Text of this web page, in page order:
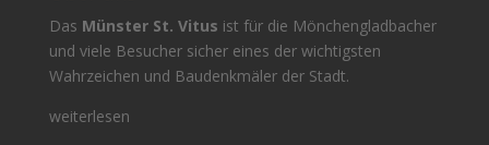
Das Münster St. Vitus ist für die Mönchengladbacher
und viele Besucher sicher eines der wichtigsten
Wahrzeichen und Baudenkmäler der Stadt.
weiterlesen